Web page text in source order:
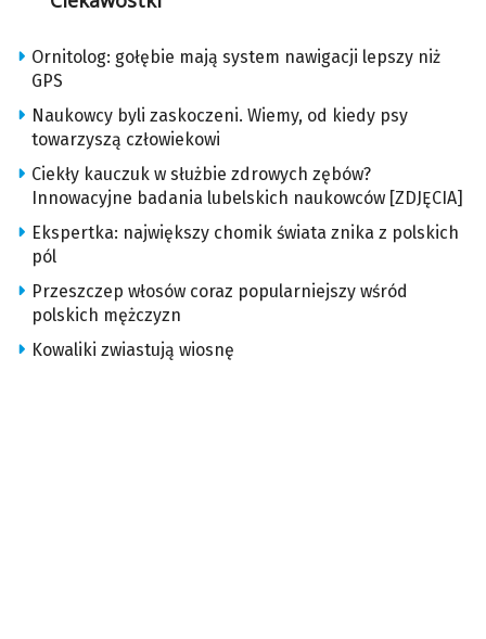
Ornitolog: gołębie mają system nawigacji lepszy niż
GPS
Naukowcy byli zaskoczeni. Wiemy, od kiedy psy
towarzyszą człowiekowi
Ciekły kauczuk w służbie zdrowych zębów?
Innowacyjne badania lubelskich naukowców [ZDJĘCIA]
Ekspertka: największy chomik świata znika z polskich
pól
Przeszczep włosów coraz popularniejszy wśród
polskich mężczyzn
Kowaliki zwiastują wiosnę